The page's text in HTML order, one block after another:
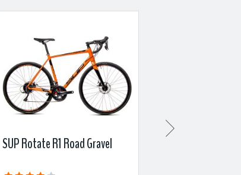
SUP Rotate R1 Road Gravel
